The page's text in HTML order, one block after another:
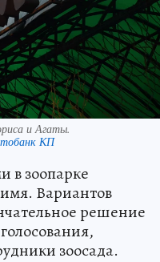
и Агаты.
КП
в зоопарке
Вариантов
решение
зоосада.